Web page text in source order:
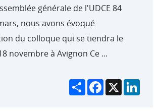
générale de l'UDCE 84
nous avons évoqué
du colloque qui se tiendra le
novembre à Avignon Ce ...
PartagerFacebook
X